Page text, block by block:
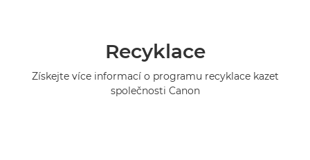
Recyklace
Získejte více informací o programu recyklace kazet
společnosti Canon